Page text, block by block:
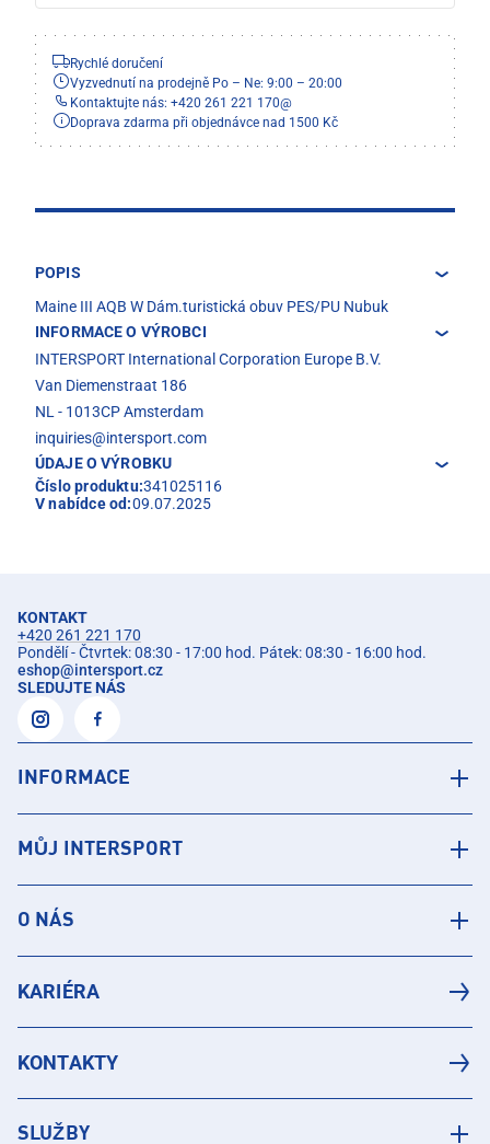
Rychlé doručení
Vyzvednutí na prodejně Po – Ne: 9:00 – 20:00
Kontaktujte nás: +420 261 221 170@
Doprava zdarma při objednávce nad 1500 Kč
POPIS
Maine III AQB W Dám.turistická obuv PES/PU Nubuk
INFORMACE O VÝROBCI
INTERSPORT International Corporation Europe B.V.
Van Diemenstraat 186
NL - 1013CP Amsterdam
inquiries@intersport.com
ÚDAJE O VÝROBKU
Číslo produktu:341025116
V nabídce od:09.07.2025
KONTAKT
+420 261 221 170
Pondělí - Čtvrtek: 08:30 - 17:00 hod. Pátek: 08:30 - 16:00 hod.
eshop@intersport.cz
SLEDUJTE NÁS
INFORMACE
MŮJ INTERSPORT
O NÁS
KARIÉRA
KONTAKTY
SLUŽBY